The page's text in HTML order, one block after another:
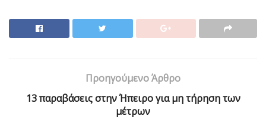
Προηγούμενο Άρθρο
13 παραβάσεις στην Ήπειρο για μη τήρηση των
μέτρων